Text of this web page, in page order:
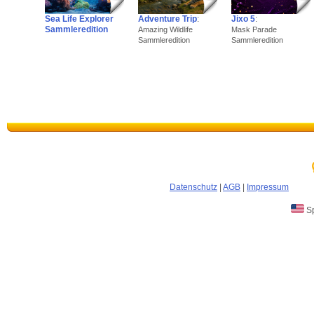
Sea Life Explorer
Sammleredition
Adventure Trip:
Amazing Wildlife
Sammleredition
Jixo 5:
Mask Parade
Sammleredition
Datenschutz AGB Impressum